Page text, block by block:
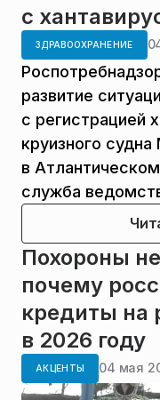
с
ЗДРАВООХРАНЕНИЕ
развитие
с регистрацией
круизного судна
в
служба
Похороны
почему
кредиты на
в 2026 году
АКЦЕНТЫ 04 мая